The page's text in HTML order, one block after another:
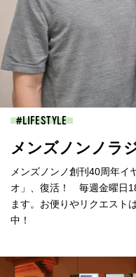
LIFESTYLE
メンズノンノラ
メンズノンノ創刊40周年イ
オ」、復活！ 毎週金曜日
ます。お便りやリクエスト
中！